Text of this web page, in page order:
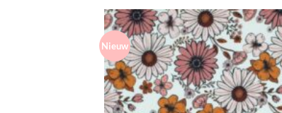
Nieuw